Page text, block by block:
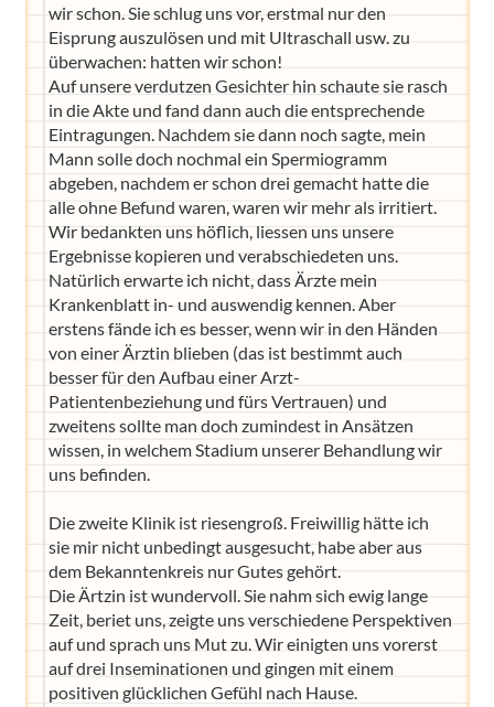
wir schon. Sie schlug uns vor, erstmal nur den
Eisprung auszulösen und mit Ultraschall usw. zu
überwachen: hatten wir schon!
Auf unsere verdutzen Gesichter hin schaute sie rasch
in die Akte und fand dann auch die entsprechende
Eintragungen. Nachdem sie dann noch sagte, mein
Mann solle doch nochmal ein Spermiogramm
abgeben, nachdem er schon drei gemacht hatte die
alle ohne Befund waren, waren wir mehr als irritiert.
Wir bedankten uns höflich, liessen uns unsere
Ergebnisse kopieren und verabschiedeten uns.
Natürlich erwarte ich nicht, dass Ärzte mein
Krankenblatt in- und auswendig kennen. Aber
erstens fände ich es besser, wenn wir in den Händen
von einer Ärztin blieben (das ist bestimmt auch
besser für den Aufbau einer Arzt-
Patientenbeziehung und fürs Vertrauen) und
zweitens sollte man doch zumindest in Ansätzen
wissen, in welchem Stadium unserer Behandlung wir
uns befinden.
Die zweite Klinik ist riesengroß. Freiwillig hätte ich
sie mir nicht unbedingt ausgesucht, habe aber aus
dem Bekanntenkreis nur Gutes gehört.
Die Ärtzin ist wundervoll. Sie nahm sich ewig lange
Zeit, beriet uns, zeigte uns verschiedene Perspektiven
auf und sprach uns Mut zu. Wir einigten uns vorerst
auf drei Inseminationen und gingen mit einem
positiven glücklichen Gefühl nach Hause.